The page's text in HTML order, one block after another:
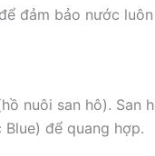
đảm bảo nước
nuôi san hô). San
để quang hợp.